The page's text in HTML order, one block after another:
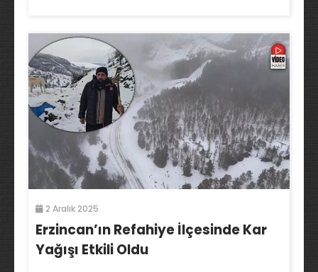
2 Aralık 2025
Erzincan’ın Refahiye İlçesinde Kar
Yağışı Etkili Oldu